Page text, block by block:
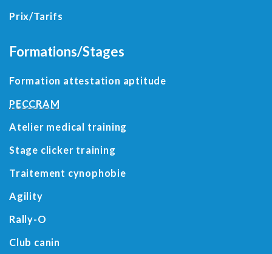
Prix/Tarifs
Formations/Stages
Formation attestation aptitude
PECCRAM
Atelier medical training
Stage clicker training
Traitement cynophobie
Agility
Rally-O
Club canin